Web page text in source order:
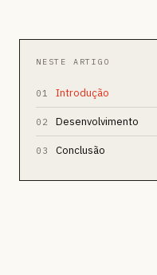
NESTE ARTIGO
01 Introdução
02 Desenvolvimento
03 Conclusão